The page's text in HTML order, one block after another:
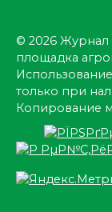
© 2026 Журнал
площадка
только при
Копирование